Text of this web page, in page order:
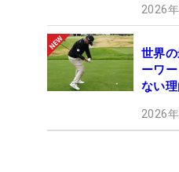
2026
世界
ーワ
ない
2026